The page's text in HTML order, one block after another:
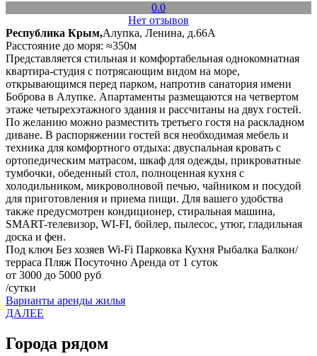
0.0
Нет отзывов
Республика Крым,Алупка, Ленина, д.66А
Расстояние до моря: ≈350м
Представляется стильная и комфортабельная однокомнатная
квартира-студия с потрясающим видом на море,
открывающимся перед парком, напротив санатория имени
Боброва в Алупке. Апартаменты размещаются на четвертом
этаже четырехэтажного здания и рассчитаны на двух гостей.
По желанию можно разместить третьего гостя на раскладном
диване. В распоряжении гостей вся необходимая мебель и
техника для комфортного отдыха: двуспальная кровать с
ортопедическим матрасом, шкаф для одежды, прикроватные
тумбочки, обеденный стол, полноценная кухня с
холодильником, микроволновой печью, чайником и посудой
для приготовления и приема пищи. Для вашего удобства
также предусмотрен кондиционер, стиральная машина,
SMART-телевизор, WI-FI, бойлер, пылесос, утюг, гладильная
доска и фен.
Под ключ Без хозяев Wi-Fi Парковка Кухня Рыбалка Балкон/
терраса Пляж Посуточно Аренда от 1 суток
от 3000 до 5000 руб
/сутки
Варианты аренды жилья
ДАЛЕЕ
Города рядом